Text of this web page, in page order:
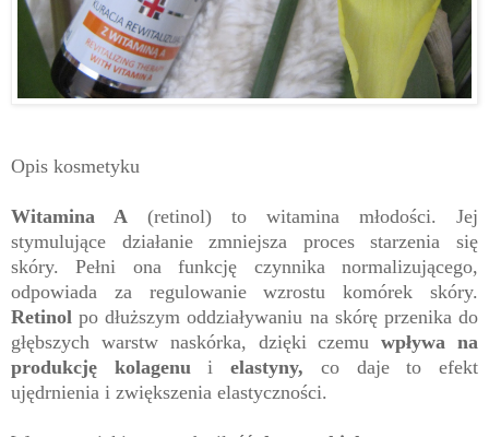
Opis kosmetyku
Witamina A (retinol) to witamina młodości. Jej
stymulujące działanie zmniejsza proces starzenia się
skóry. Pełni ona funkcję czynnika normalizującego,
odpowiada za regulowanie wzrostu komórek skóry.
Retinol po dłuższym oddziaływaniu na skórę przenika do
głębszych warstw naskórka, dzięki czemuwpływa na
produkcję kolagenuielastyny, co daje to efekt
ujędrnienia i zwiększenia elastyczności.